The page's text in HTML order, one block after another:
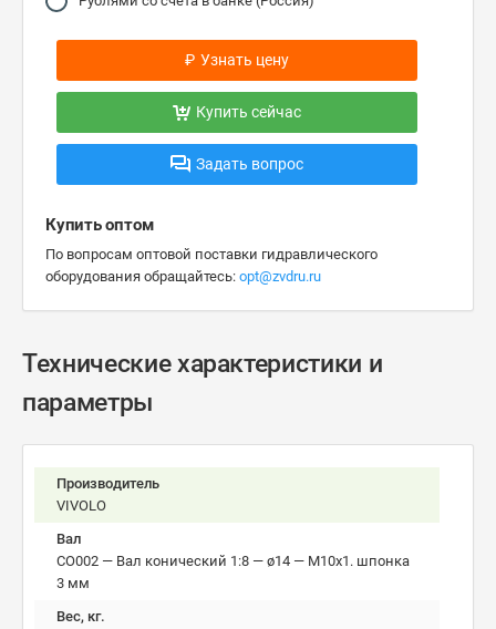
₽ Узнать цену
Купить сейчас
Задать вопрос
Купить оптом
По вопросам оптовой поставки гидравлического
оборудования обращайтесь: opt@zvdru.ru
Технические характеристики и
параметры
Производитель
VIVOLO
Вал
CO002 — Вал конический 1:8 — ø14 — М10x1. шпонка
3 мм
Вес, кг.